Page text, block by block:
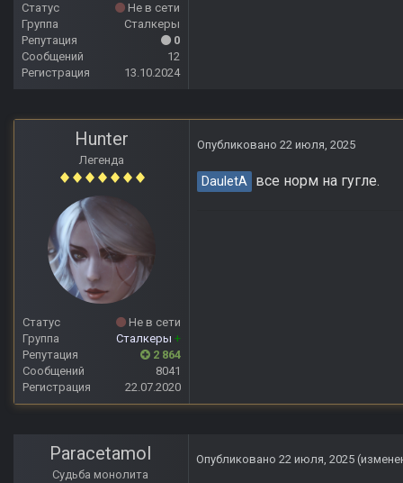
Статус
Не в сети
Группа
Сталкеры
Репутация
0
Сообщений
12
Регистрация
13.10.2024
Hunter
Легенда
Статус
Не в сети
Группа
Сталкеры +
Репутация
2 864
Сообщений
8041
Регистрация
22.07.2020
Опубликовано 22 июля, 2025
DauletA все норм на гугле.
Paracetamol
Судьба монолита
Опубликовано 22 июля, 2025